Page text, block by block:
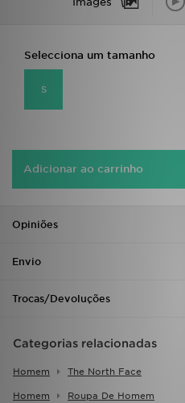
Selecciona um tamanho
S
Adicionar ao carrinho
Opiniões
Envio
Trocas/Devoluções
Categorias relacionadas
Homem The North Face
Homem Roupa De Homem